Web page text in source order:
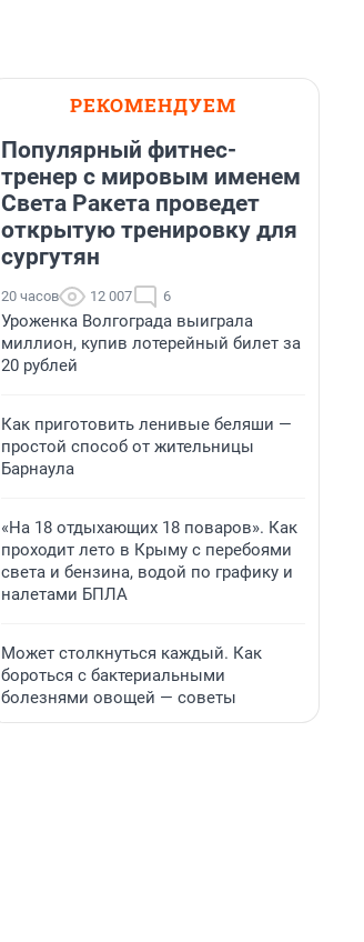
РЕКОМЕНДУЕМ
Популярный фитнес-
тренер с мировым именем
Света Ракета проведет
открытую тренировку для
сургутян
20 часов 12 007 6
Уроженка Волгограда выиграла
миллион, купив лотерейный билет за
20 рублей
Как приготовить ленивые беляши —
простой способ от жительницы
Барнаула
«На 18 отдыхающих 18 поваров». Как
проходит лето в Крыму с перебоями
света и бензина, водой по графику и
налетами БПЛА
Может столкнуться каждый. Как
бороться с бактериальными
болезнями овощей — советы